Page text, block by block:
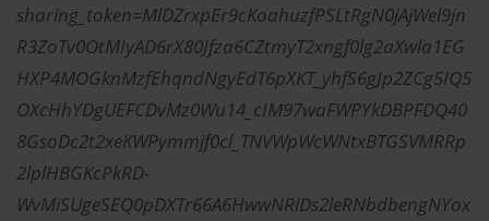
sharing_token=MlDZrxpEr9cKoahuzfPSLtRgN0jAjWel9jn
R3ZoTv0OtMIyAD6rX80Jfza6CZtmyT2xngf0lg2aXwla1EG
HXP4MOGknMzfEhqndNgyEdT6pXKT_yhfS6gJp2ZCg5IQ5
OXcHhYDgUEFCDvMz0Wu14_cIM97waFWPYkDBPFDQ40
8GsoDc2t2xeKWPymmjf0cl_TNVWpWcWNtxBTGSVMRRp
2lplHBGKcPkRD-
WvMiSUgeSEQ0pDXTr66A6HwwNRiDs2leRNbdbengNYox